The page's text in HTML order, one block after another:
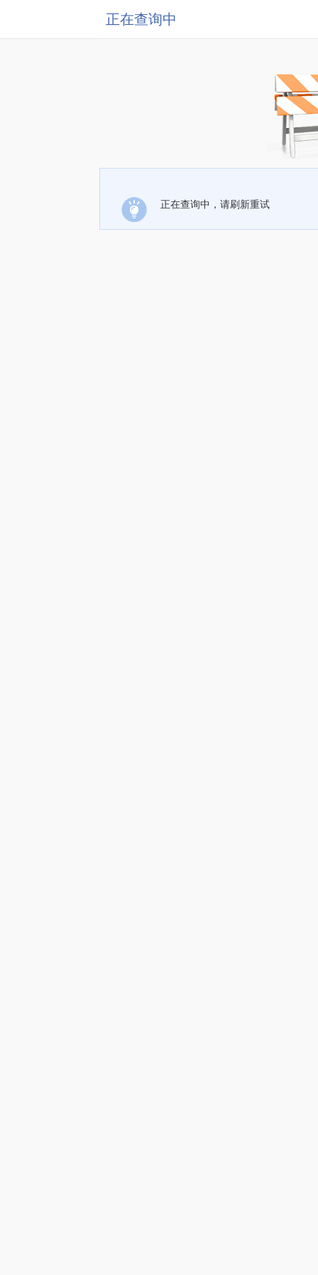
正在查询中
正在查询中，请刷新重试